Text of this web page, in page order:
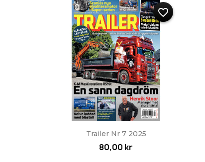
Snabbvy
Trailer Nr 7 2025
80,00 kr
favorite_border